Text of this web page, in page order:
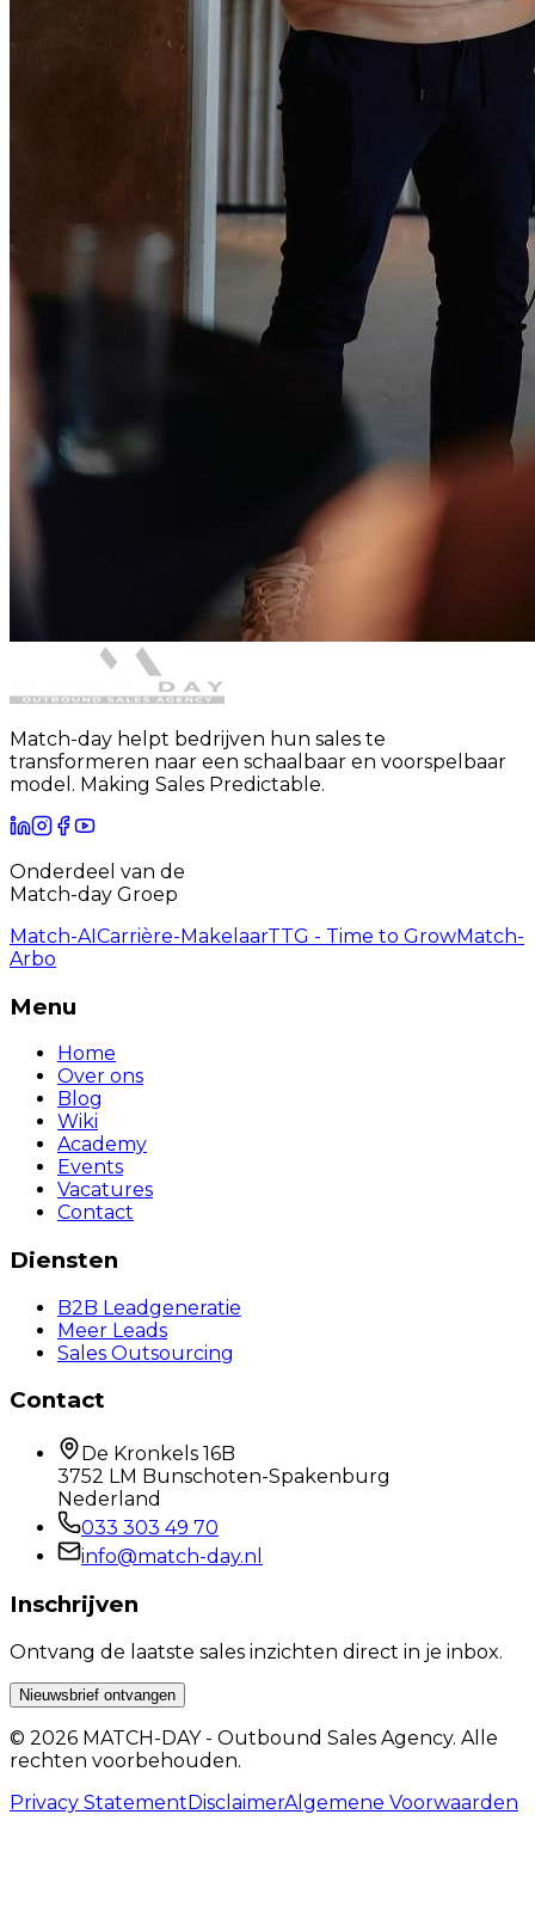
Match-day helpt bedrijven hun sales te
transformeren naar een schaalbaar en voorspelbaar
model. Making Sales Predictable.
Onderdeel van de
Match-day Groep
Match-AICarrière-MakelaarTTG - Time to GrowMatch-
Arbo
Menu
Home
Over ons
Blog
Wiki
Academy
Events
Vacatures
Contact
Diensten
B2B Leadgeneratie
Meer Leads
Sales Outsourcing
Contact
De Kronkels 16B
3752 LM Bunschoten-Spakenburg
Nederland
033 303 49 70
info@match-day.nl
Inschrijven
Ontvang de laatste sales inzichten direct in je inbox.
Nieuwsbrief ontvangen
© 2026 MATCH-DAY - Outbound Sales Agency. Alle
rechten voorbehouden.
Privacy StatementDisclaimerAlgemene Voorwaarden